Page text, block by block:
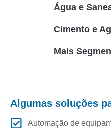
Água e
Cimento e
Mais
Algumas soluções
Automação de